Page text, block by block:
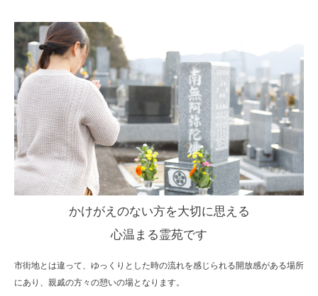
かけがえのない方を大切に思える
心温まる霊苑です
市街地とは違って、ゆっくりとした時の流れを感じられる開放感がある場所
にあり、親戚の方々の憩いの場となります。